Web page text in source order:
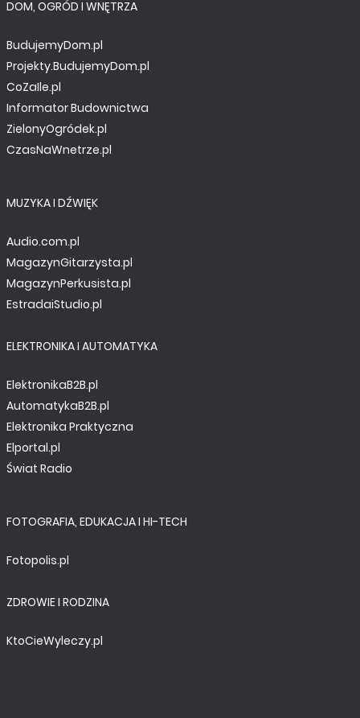
DOM, OGRÓD I WNĘTRZA
BudujemyDom.pl
Projekty.BudujemyDom.pl
CoZaIle.pl
Informator Budownictwa
ZielonyOgródek.pl
CzasNaWnetrze.pl
MUZYKA I DŹWIĘK
Audio.com.pl
MagazynGitarzysta.pl
MagazynPerkusista.pl
EstradaiStudio.pl
ELEKTRONIKA I AUTOMATYKA
ElektronikaB2B.pl
AutomatykaB2B.pl
Elektronika Praktyczna
Elportal.pl
Świat Radio
FOTOGRAFIA, EDUKACJA I HI-TECH
Fotopolis.pl
ZDROWIE I RODZINA
KtoCieWyleczy.pl